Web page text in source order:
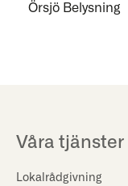
Örsjö Belysning
Våra tjänster
Lokalrådgivning